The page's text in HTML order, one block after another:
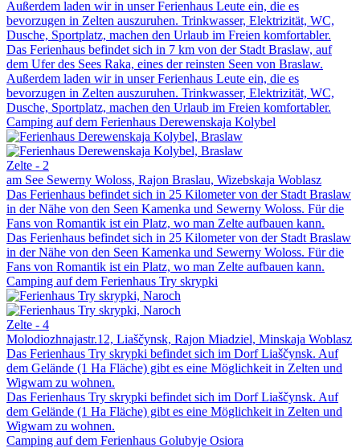
Außerdem laden wir in unser Ferienhaus Leute ein, die es
bevorzugen in Zelten auszuruhen. Trinkwasser, Elektrizität, WC,
Dusche, Sportplatz, machen den Urlaub im Freien komfortabler.
Das Ferienhaus befindet sich in 7 km von der Stadt Braslaw, auf
dem Ufer des Sees Raka, eines der reinsten Seen von Braslaw.
Außerdem laden wir in unser Ferienhaus Leute ein, die es
bevorzugen in Zelten auszuruhen. Trinkwasser, Elektrizität, WC,
Dusche, Sportplatz, machen den Urlaub im Freien komfortabler.
Camping auf dem Ferienhaus Derewenskaja Kolybel
Zelte - 2
am See Sewerny Woloss, Rajon Braslau, Wizebskaja Woblasz
Das Ferienhaus befindet sich in 25 Kilometer von der Stadt Braslaw
in der Nähe von den Seen Kamenka und Sewerny Woloss. Für die
Fans von Romantik ist ein Platz, wo man Zelte aufbauen kann.
Das Ferienhaus befindet sich in 25 Kilometer von der Stadt Braslaw
in der Nähe von den Seen Kamenka und Sewerny Woloss. Für die
Fans von Romantik ist ein Platz, wo man Zelte aufbauen kann.
Camping auf dem Ferienhaus Try skrypki
Zelte - 4
Molodiozhnajastr.12, Liaščynsk, Rajon Miadziel, Minskaja Woblasz
Das Ferienhaus Try skrypki befindet sich im Dorf Liaščynsk. Auf
dem Gelände (1 Ha Fläche) gibt es eine Möglichkeit in Zelten und
Wigwam zu wohnen.
Das Ferienhaus Try skrypki befindet sich im Dorf Liaščynsk. Auf
dem Gelände (1 Ha Fläche) gibt es eine Möglichkeit in Zelten und
Wigwam zu wohnen.
Camping auf dem Ferienhaus Golubyje Osiora